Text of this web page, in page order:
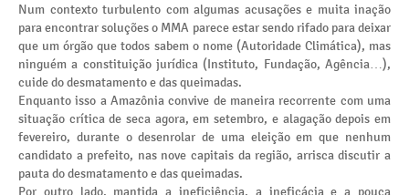
Num contexto turbulento com algumas acusações e muita inação
para encontrar soluções o MMA parece estar sendo rifado para deixar
que um órgão que todos sabem o nome (Autoridade Climática), mas
ninguém a constituição jurídica (Instituto, Fundação, Agência…),
cuide do desmatamento e das queimadas.
Enquanto isso a Amazônia convive de maneira recorrente com uma
situação crítica de seca agora, em setembro, e alagação depois em
fevereiro, durante o desenrolar de uma eleição em que nenhum
candidato a prefeito, nas nove capitais da região, arrisca discutir a
pauta do desmatamento e das queimadas.
Por outro lado, mantida a ineficiência, a ineficácia e a pouca